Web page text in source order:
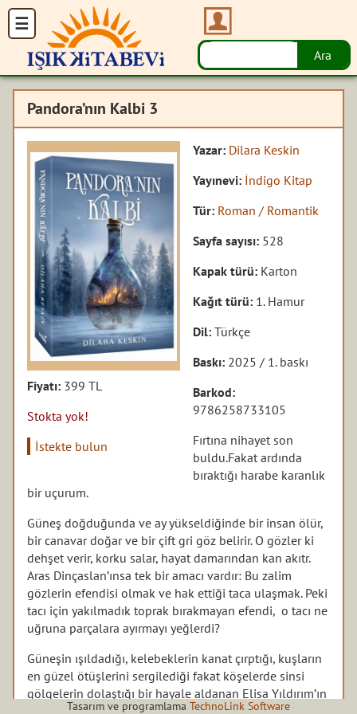
Pandora’nın Kalbi 3
Fiyatı: 399 TL
Stokta yok!
İstekte bulun
Yazar: Dilara Keskin
Yayınevi: İndigo Kitap
Tür: Roman / Romantik
Sayfa sayısı: 528
Kapak türü: Karton
Kağıt türü: 1. Hamur
Dil:Türkçe
Baskı: 2025 / 1. baskı
Barkod:
9786258733105
Fırtına nihayet son
buldu.Fakat ardında
bıraktığı harabe karanlık
bir uçurum.
Güneş doğduğunda ve ay yükseldiğinde bir insan ölür,
bir canavar doğar ve bir çift gri göz belirir. O gözler ki
dehşet verir, korku salar, hayat damarından kan akıtr.
Aras Dinçaslan’ınsa tek bir amacı vardır: Bu zalim
gözlerin efendisi olmak ve hak ettiği taca ulaşmak. Peki
tacı için yakılmadık toprak bırakmayan efendi, o tacı ne
uğruna parçalara ayırmayı yeğlerdi?
Güneşin ışıldadığı, kelebeklerin kanat çırptığı, kuşların
en güzel ötüşlerini sergilediği fakat köşelerde sinsi
gölgelerin dolaştığı bir hayale aldanan Elisa Yıldırım’ın
ruhu artık Vera Nowak’a bağlıdır. Bir yabancının
Tasarım ve programlama TechnoLink Software